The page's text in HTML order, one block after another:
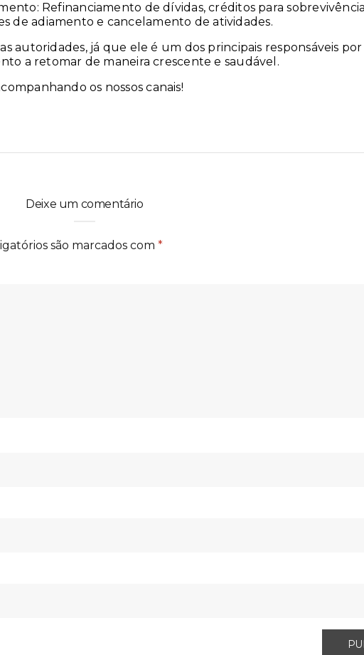
Refinanciamento de dívidas, créditos para
de adiamento e cancelamento de atividades.
autoridades, já que ele é um dos principais responsáveis
a retomar de maneira crescente e saudável.
os nossos canais!
Deixe um comentário
são marcados com *